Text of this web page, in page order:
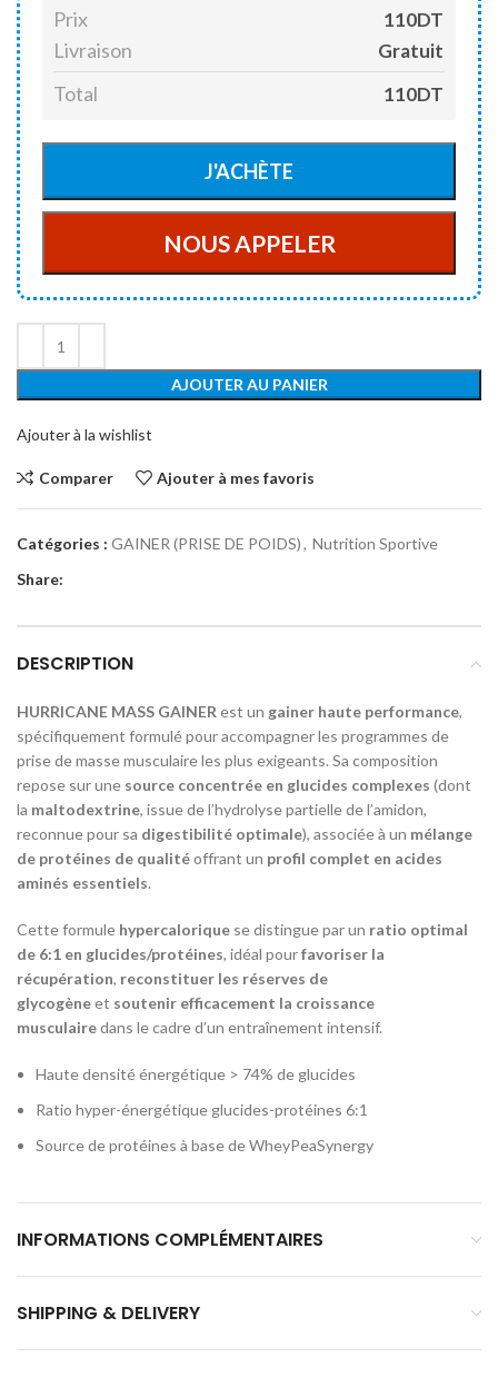
Prix 110DT
Livraison Gratuit
Total 110DT
AJOUTER AU PANIER
Ajouter à la wishlist
Comparer Ajouter à mes favoris
Catégories : GAINER (PRISE DE POIDS), Nutrition Sportive
Share:
DESCRIPTION
HURRICANE MASS GAINERest un gainer haute performance,
spécifiquement formulé pour accompagner les programmes de
prise de masse musculaire les plus exigeants. Sa composition
repose sur une source concentrée en glucides complexes (dont
la maltodextrine, issue de l’hydrolyse partielle de l’amidon,
reconnue pour sa digestibilité optimale), associée à un mélange
de protéines de qualitéoffrant un profil complet en acides
aminés essentiels.
Cette formule hypercalorique se distingue par un ratio optimal
de 6:1 en glucides/protéines, idéal pourfavoriser la
récupération, reconstituer les réserves de
glycogèneet soutenir efficacement la croissance
musculairedans le cadre d’un entraînement intensif.
Haute densité énergétique > 74% de glucides
Ratio hyper-énergétique glucides-protéines 6:1
Source de protéines à base de WheyPeaSynergy
INFORMATIONS COMPLÉMENTAIRES
SHIPPING & DELIVERY